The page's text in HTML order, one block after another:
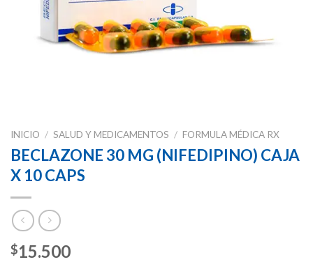
INICIO / SALUD Y MEDICAMENTOS / FORMULA MÉDICA RX
BECLAZONE 30 MG (NIFEDIPINO) CAJA
X 10 CAPS
$15.500